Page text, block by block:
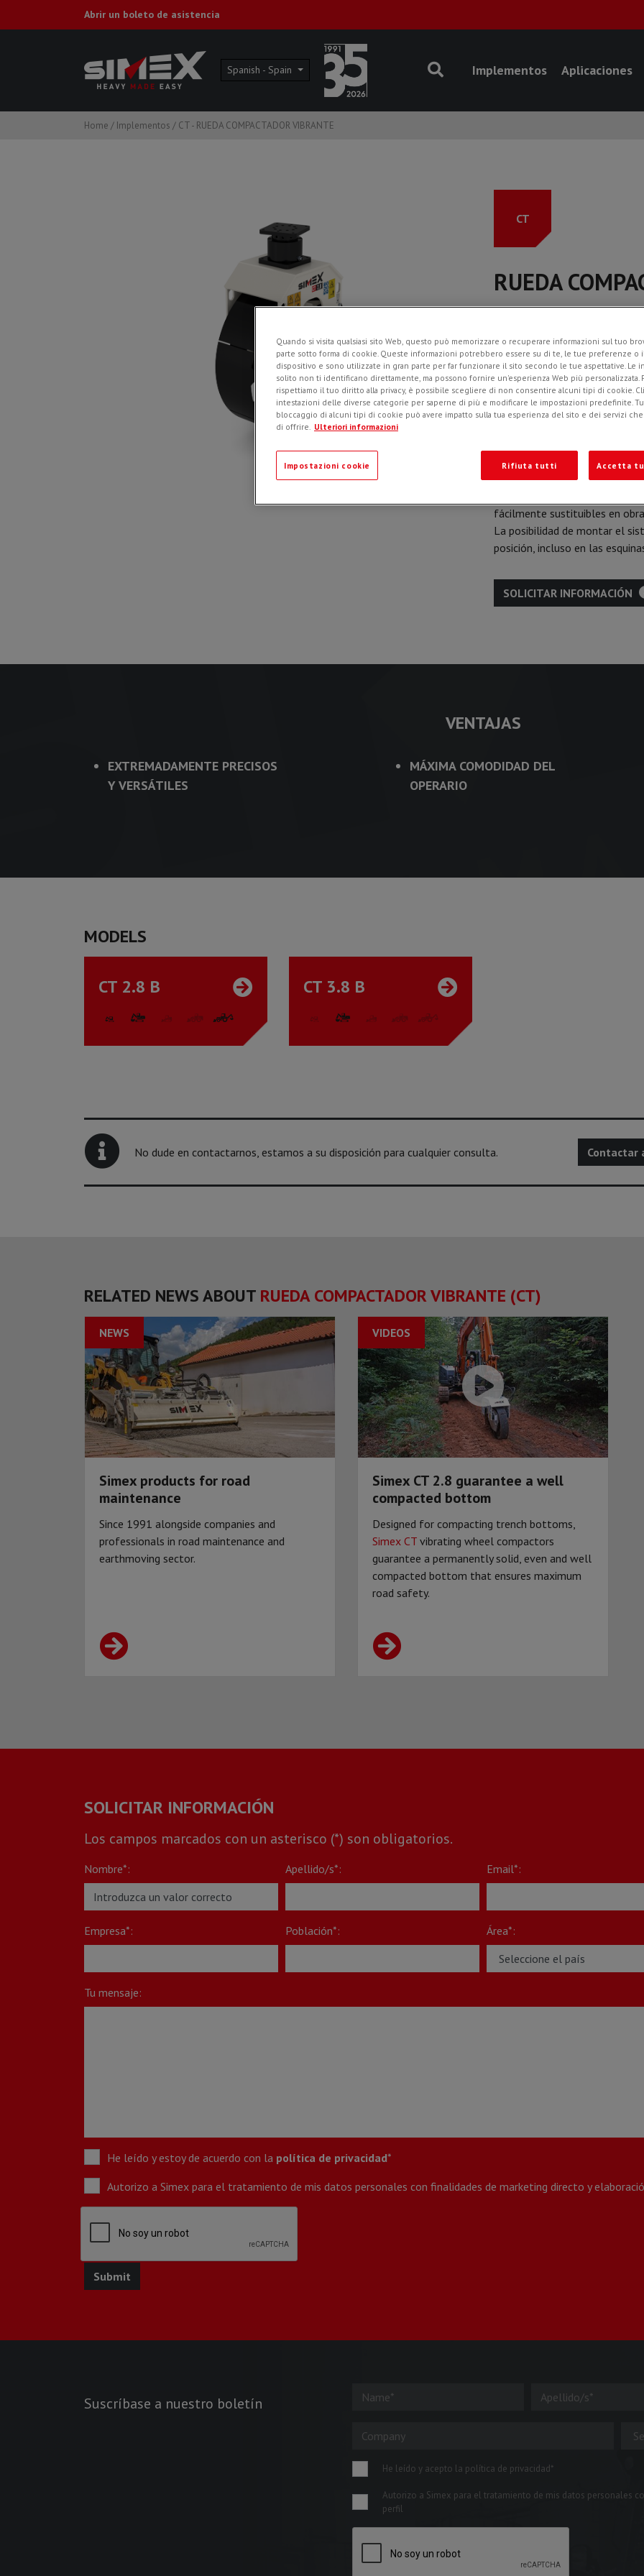
Abrir un boleto de asistencia
Spanish - Spain Implementos Aplicaciones
Home / Implementos / CT - RUEDA COMPACTADOR VIBRANTE
CT
RUEDA
Diseñadas para compactar el
ruedas compactadoras
bien asentada que no cede
circulación vial.
Perfecto aislamiento
vibratorio y contrarrotante,
fuerzas verticales y se
operador.
El ancho de la rueda se
fácilmente sustituibles en
La posibilidad de montar el
posición, incluso en las
SOLICITAR INFORMACIÓN
VENTAJAS
EXTREMADAMENTE PRECISOS
Y VERSÁTILES
MÁXIMA COMODIDAD DEL
OPERARIO
MODELS
CT 2.8 B CT 3.8 B
No dude en contactarnos, estamos a su disposición para cualquier consulta. Contactar
RELATED NEWS ABOUT RUEDA COMPACTADOR VIBRANTE (CT)
Simex products for road
maintenance
Since 1991 alongside companies and
professionals in road maintenance and
earthmoving sector.
NEWS
Simex CT 2.8 guarantee a well
compacted bottom
Designed for compacting trench bottoms,
Simex CT vibrating wheel compactors
guarantee a permanently solid, even and well
compacted bottom that ensures maximum
road safety.
VIDEOS
SOLICITAR INFORMACIÓN
Los campos marcados con un asterisco (*) son obligatorios.
Nombre*: Apellido/s*: Email*:
Empresa*: Población*: Área*:
Tu mensaje:
He leído y estoy de acuerdo con la política de privacidad*
Autorizo a Simex para el tratamiento de mis datos personales con finalidades de marketing directo y
Suscríbase a nuestro boletín
He leído y acepto la política de privacidad*
Autorizo a Simex para el tratamiento de mis datos personales
perfil
Quando si visita qualsiasi sito Web, questo può memorizzare o recuperare informazioni sul tuo
parte sotto forma di cookie. Queste informazioni potrebbero essere su di te, le tue preferenze o
dispositivo e sono utilizzate in gran parte per far funzionare il sito secondo le tue aspettative. Le
solito non ti identificano direttamente, ma possono fornire un'esperienza Web più personalizzata.
rispettiamo il tuo diritto alla privacy, è possibile scegliere di non consentire alcuni tipi di cookie.
intestazioni delle diverse categorie per saperne di più e modificare le impostazioni predefinite.
bloccaggio di alcuni tipi di cookie può avere impatto sulla tua esperienza del sito e dei servizi che
di offrire. Ulteriori informazioni
Impostazioni cookie Rifiuta tutti Accetta